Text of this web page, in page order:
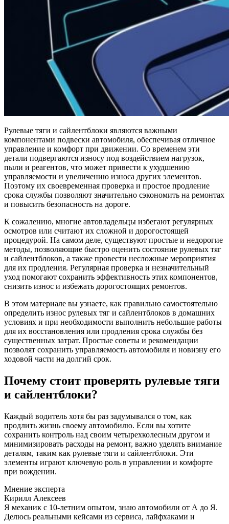
Рулевые тяги и сайлентблоки являются важными
компонентами подвески автомобиля, обеспечивая отличное
управление и комфорт при движении. Со временем эти
детали подвергаются износу под воздействием нагрузок,
пыли и реагентов, что может привести к ухудшению
управляемости и увеличению износа других элементов.
Поэтому их своевременная проверка и простое продление
срока службы позволяют значительно сэкономить на ремонтах
и повысить безопасность на дороге.
К сожалению, многие автовладельцы избегают регулярных
осмотров или считают их сложной и дорогостоящей
процедурой. На самом деле, существуют простые и недорогие
методы, позволяющие быстро оценить состояние рулевых тяг
и сайлентблоков, а также провести несложные мероприятия
для их продления. Регулярная проверка и незначительный
уход помогают сохранить эффективность этих компонентов,
снизить износ и избежать дорогостоящих ремонтов.
В этом материале вы узнаете, как правильно самостоятельно
определить износ рулевых тяг и сайлентблоков в домашних
условиях и при необходимости выполнить небольшие работы
для их восстановления или продления срока службы без
существенных затрат. Простые советы и рекомендации
позволят сохранить управляемость автомобиля и новизну его
ходовой части на долгий срок.
Почему стоит проверять рулевые тяги
и сайлентблоки?
Каждый водитель хотя бы раз задумывался о том, как
продлить жизнь своему автомобилю. Если вы хотите
сохранить контроль над своим четырехколесным другом и
минимизировать расходы на ремонт, важно уделять внимание
деталям, таким как рулевые тяги и сайлентблоки. Эти
элементы играют ключевую роль в управлении и комфорте
при вождении.
Мнение эксперта
Кирилл Алексеев
Я механик с 10-летним опытом, знаю автомобили от А до Я.
Делюсь реальными кейсами из сервиса, лайфхаками и